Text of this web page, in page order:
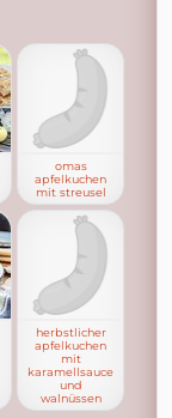
omas
apfelkuchen
mit streusel
herbstlicher
apfelkuchen
mit
karamellsauce
und
walnüssen